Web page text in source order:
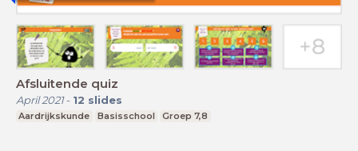
Afsluitende quiz
April 2021- 12 slides
Aardrijkskunde Basisschool Groep 7,8